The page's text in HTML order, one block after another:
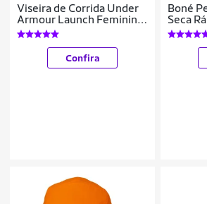
Viseira de Corrida Under
Armour Launch Feminina
U Bege
Confira
Boné
Seca